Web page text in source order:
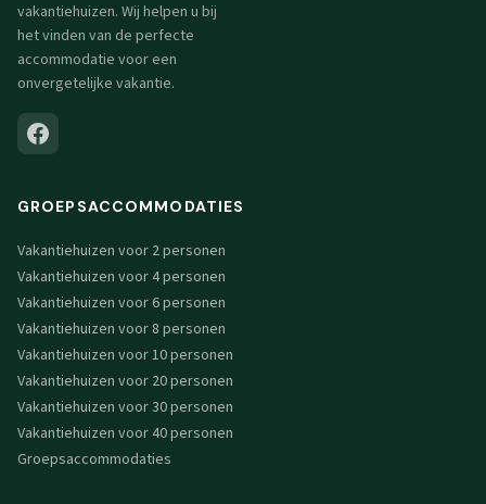
vakantiehuizen. Wij helpen u bij
het vinden van de perfecte
accommodatie voor een
onvergetelijke vakantie.
GROEPSACCOMMODATIES
Vakantiehuizen voor 2 personen
Vakantiehuizen voor 4 personen
Vakantiehuizen voor 6 personen
Vakantiehuizen voor 8 personen
Vakantiehuizen voor 10 personen
Vakantiehuizen voor 20 personen
Vakantiehuizen voor 30 personen
Vakantiehuizen voor 40 personen
Groepsaccommodaties